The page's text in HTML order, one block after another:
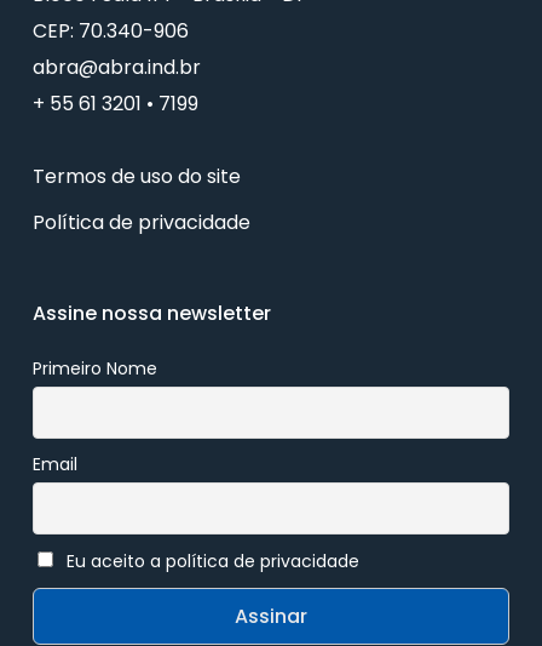
CEP: 70.340-906
abra@abra.ind.br
+ 55 61 3201 • 7199
Termos de uso do site
Política de privacidade
Assine nossa newsletter
Primeiro Nome
Email
Eu aceito a política de privacidade